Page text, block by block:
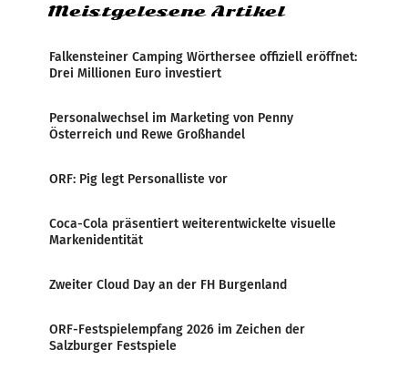
Meistgelesene Artikel
Falkensteiner Camping Wörthersee offiziell eröffnet:
Drei Millionen Euro investiert
Personalwechsel im Marketing von Penny
Österreich und Rewe Großhandel
ORF: Pig legt Personalliste vor
Coca-Cola präsentiert weiterentwickelte visuelle
Markenidentität
Zweiter Cloud Day an der FH Burgenland
ORF-Festspielempfang 2026 im Zeichen der
Salzburger Festspiele